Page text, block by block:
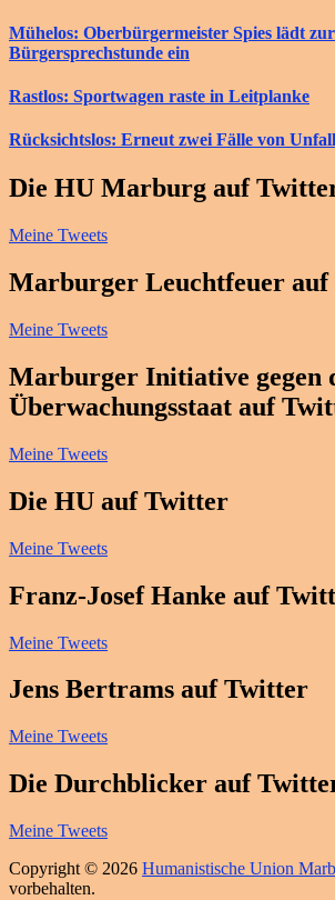
Mühelos: Oberbürgermeister Spies lädt zur
Bürgersprechstunde ein
Rastlos: Sportwagen raste in Leitplanke
Rücksichtslos: Erneut zwei Fälle von
Die HU Marburg auf
Meine Tweets
Marburger Leuchtfeuer
Meine Tweets
Marburger Initiative gegen
Überwachungsstaat auf
Meine Tweets
Die HU auf Twitter
Meine Tweets
Franz-Josef Hanke auf
Meine Tweets
Jens Bertrams auf Twitter
Meine Tweets
Die Durchblicker auf
Meine Tweets
Copyright © 2026 Humanistische Union
vorbehalten.